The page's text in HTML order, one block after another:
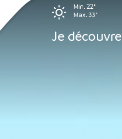
Je découvre
Min. 22°
Max. 33°